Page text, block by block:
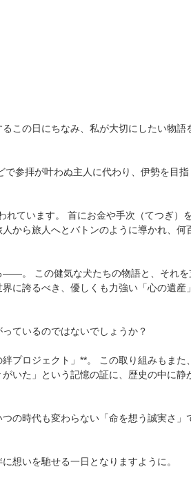
この日にちなみ、私が大切にしたい物語
参拝が叶わぬ主人に代わり、伊勢を目指
れています。 首にお金や手次（てつぎ）
から旅人へとバトンのように導かれ、何
――。 この健気な犬たちの物語と、それを
に誇るべき、優しくも力強い「心の遺産」
ているのではないでしょうか？
プロジェクト」**。 この取り組みもまた、
いた」という記憶の証に、歴史の中に静
の時代も変わらない「命を想う誠実さ」
想いを馳せる一日となりますように。